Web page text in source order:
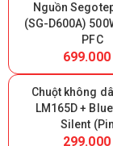
Nguồn
(SG-D600A)
PFC
Chuột không
LM165D +
Silent